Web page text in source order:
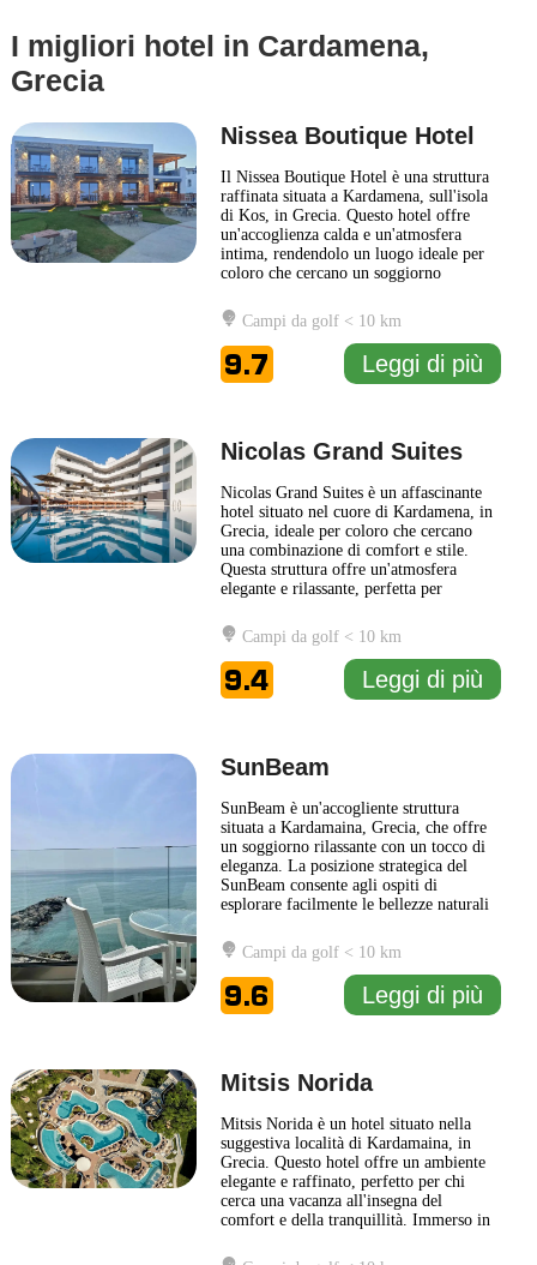
I migliori hotel in Cardamena,
Grecia
Nissea Boutique Hotel
Il Nissea Boutique Hotel è una struttura
raffinata situata a Kardamena, sull'isola
di Kos, in Grecia. Questo hotel offre
un'accoglienza calda e un'atmosfera
intima, rendendolo un luogo ideale per
coloro che cercano un soggiorno
Nissea Boutique Hotel combina eleganza
moderna e comfort tradizionale, creando
spazi accoglienti dove gli ospiti possono
sentirsi
... Leggi di più
Campi da golf < 10 km
9.7 Leggi di più
Nicolas Grand Suites
Nicolas Grand Suites è un affascinante
hotel situato nel cuore di Kardamena, in
Grecia, ideale per coloro che cercano
una combinazione di comfort e stile.
Questa struttura offre un'atmosfera
elegante e rilassante, perfetta per
Le suite, spaziose e finemente arredate,
sono dotate di moderni comfort e servizi
per garantire il massimo del relax. Gli
ospiti possono
... Leggi di più
Campi da golf < 10 km
9.4 Leggi di più
SunBeam
SunBeam è un'accogliente struttura
situata a Kardamaina, Grecia, che offre
un soggiorno rilassante con un tocco di
eleganza. La posizione strategica del
SunBeam consente agli ospiti di
esplorare facilmente le bellezze naturali
splendide spiagge e le vivaci località
turistiche nelle vicinanze. Il design del
SunBeam è all'insegna della modernità,
combinando comfort ... Leggi di più
Campi da golf < 10 km
9.6 Leggi di più
Mitsis Norida
Mitsis Norida è un hotel situato nella
suggestiva località di Kardamaina, in
Grecia. Questo hotel offre un ambiente
elegante e raffinato, perfetto per chi
cerca una vacanza all'insegna del
comfort e della tranquillità. Immerso in
caratterizzato da architettura tradizionale